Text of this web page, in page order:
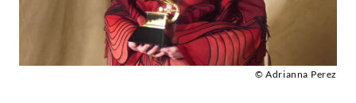
Guðnadóttir
© Adrianna Perez